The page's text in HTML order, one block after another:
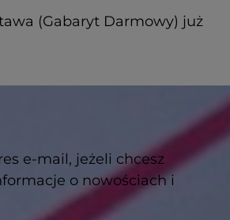
(Gabaryt Darmowy) już
e-mail, jeżeli chcesz
o nowościach i